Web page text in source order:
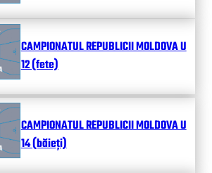
CAMPIONATUL REPUBLICII MOLDOVA U
12 (fete)
CAMPIONATUL REPUBLICII MOLDOVA U
14 (băieți)